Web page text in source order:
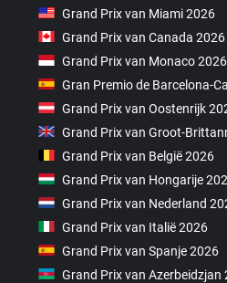
Grand Prix van Miami 2026
Grand Prix van Canada 2026
Grand Prix van Monaco 2026
Gran Premio de Barcelona-
Grand Prix van Oostenrijk
Grand Prix van Groot-
Grand Prix van België 2026
Grand Prix van Hongarije
Grand Prix van Nederland
Grand Prix van Italië 2026
Grand Prix van Spanje 2026
Grand Prix van Azerbeidzjan